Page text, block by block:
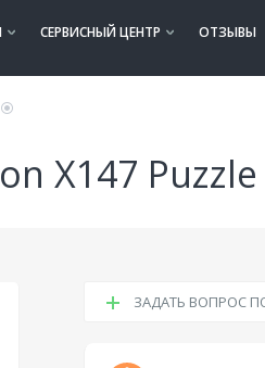
СЕРВИСНЫЙ ЦЕНТР ОТЗЫВЫ
X147 Puzzle
ЗАДАТЬ ВОПРОС